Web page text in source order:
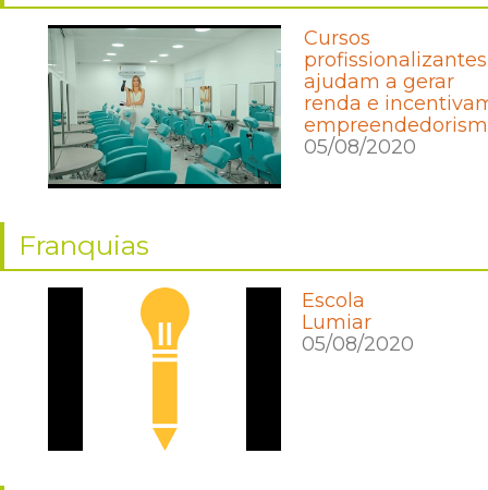
Cursos
profissionalizantes
ajudam a gerar
renda e
05/08/2020
Franquias
Escola
Lumiar
05/08/2020